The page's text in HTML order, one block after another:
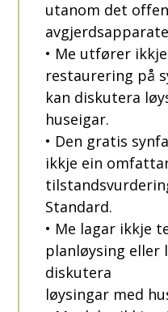
utanom det
• Me utfører
restaurering på
kan diskutera
huseigar.
• Den gratis
ikkje ein
Standard.
• Me lagar ikkje
planløysing eller
diskutera
løysingar med